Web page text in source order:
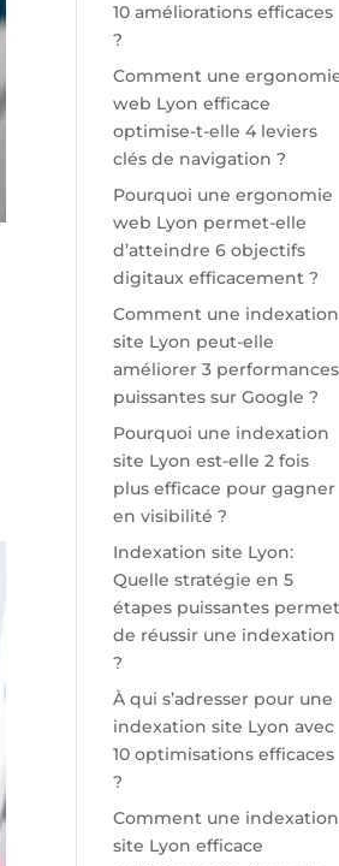
10 améliorations efficaces
?
Comment une
web Lyon efficace
optimise-t-elle 4 leviers
clés de navigation ?
Pourquoi une ergonomie
web Lyon permet-elle
d’atteindre 6 objectifs
digitaux efficacement ?
Comment une indexation
site Lyon peut-elle
améliorer 3 performances
puissantes sur Google ?
Pourquoi une indexation
site Lyon est-elle 2 fois
plus efficace pour gagner
en visibilité ?
Indexation site Lyon:
Quelle stratégie en 5
étapes puissantes permet
de réussir une indexation
?
À qui s’adresser pour une
indexation site Lyon avec
10 optimisations efficaces
?
Comment une indexation
site Lyon efficace